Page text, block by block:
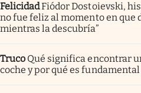
FelicidadFiódor Dostoievski,
no fue feliz al momento en que
mientras la descubría”
Truco Qué significa encontrar
coche y por qué es